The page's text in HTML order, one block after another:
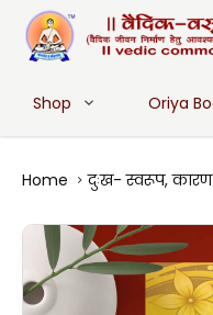
Shop Oriya
Home दुःख- स्वरूप,